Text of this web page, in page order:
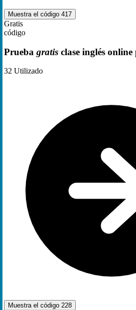
Muestra el código 417
Gratis
código
Prueba gratis clase inglés
32 Utilizado
Muestra el código 228